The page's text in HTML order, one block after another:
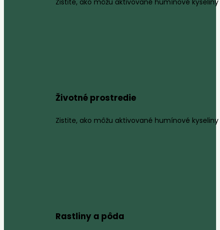
Zistite, ako môžu aktivované humínové
Životné prostredie
Zistite, ako môžu aktivované humínové
Rastliny a pôda